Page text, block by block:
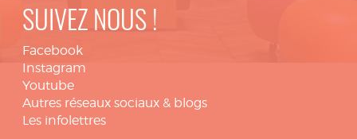
SUIVEZ NOUS !
Facebook
Instagram
Youtube
Autres réseaux sociaux & blogs
Les infolettres